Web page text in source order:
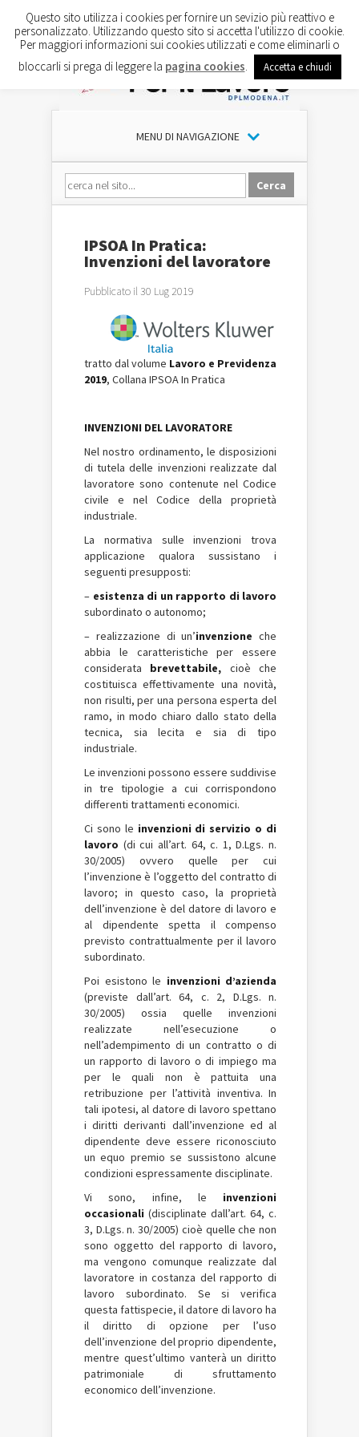
MENU DI NAVIGAZIONE
IPSOA In Pratica:
Invenzioni del lavoratore
Pubblicato il 30 Lug 2019
tratto dal volume Lavoro e Previdenza
2019, Collana IPSOA In Pratica
INVENZIONI DEL LAVORATORE
Nel nostro ordinamento, le disposizioni
di tutela delle invenzioni realizzate dal
lavoratore sono contenute nel Codice
civile e nel Codice della proprietà
industriale.
La normativa sulle invenzioni trova
applicazione qualora sussistano i
seguenti presupposti:
– esistenza di un rapporto di lavoro
subordinato o autonomo;
– realizzazione di un’invenzione che
abbia le caratteristiche per essere
considerata brevettabile, cioè che
costituisca effettivamente una novità,
non risulti, per una persona esperta del
ramo, in modo chiaro dallo stato della
tecnica, sia lecita e sia di tipo
industriale.
Le invenzioni possono essere suddivise
in tre tipologie a cui corrispondono
differenti trattamenti economici.
Ci sono le invenzioni di servizio o di
lavoro (di cui all’art. 64, c. 1, D.Lgs. n.
30/2005) ovvero quelle per cui
l’invenzione è l’oggetto del contratto di
lavoro; in questo caso, la proprietà
dell’invenzione è del datore di lavoro e
al dipendente spetta il compenso
previsto contrattualmente per il lavoro
subordinato.
Poi esistono le invenzioni d’azienda
(previste dall’art. 64, c. 2, D.Lgs. n.
30/2005) ossia quelle invenzioni
realizzate nell’esecuzione o
nell’adempimento di un contratto o di
un rapporto di lavoro o di impiego ma
per le quali non è pattuita una
retribuzione per l’attività inventiva. In
tali ipotesi, al datore di lavoro spettano
i diritti derivanti dall’invenzione ed al
dipendente deve essere riconosciuto
un equo premio se sussistono alcune
condizioni espressamente disciplinate.
Vi sono, infine, le invenzioni
occasionali (disciplinate dall’art. 64, c.
3, D.Lgs. n. 30/2005) cioè quelle che non
sono oggetto del rapporto di lavoro,
ma vengono comunque realizzate dal
lavoratore in costanza del rapporto di
lavoro subordinato. Se si verifica
questa fattispecie, il datore di lavoro ha
il diritto di opzione per l’uso
dell’invenzione del proprio dipendente,
mentre quest’ultimo vanterà un diritto
patrimoniale di sfruttamento
economico dell’invenzione.
Questo sito utilizza i cookies per fornire un sevizio più reattivo e
personalizzato. Utilizzando questo sito si accetta l'utilizzo di cookie.
Per maggiori informazioni sui cookies utilizzati e come eliminarli o
bloccarli si prega di leggere la pagina cookies Accetta e chiudi